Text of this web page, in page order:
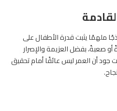
ملهمًا يثبت قدرة الأطفال على
صعبةً، بفضل العزيمة والإصرار
جود أن العمر ليس عائقًا أمام تحقيق